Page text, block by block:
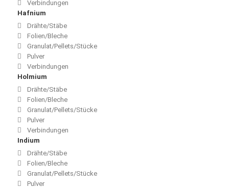
Verbindungen
Hafnium
Drähte/Stäbe
Folien/Bleche
Granulat/Pellets/Stücke
Pulver
Verbindungen
Holmium
Drähte/Stäbe
Folien/Bleche
Granulat/Pellets/Stücke
Pulver
Verbindungen
Indium
Drähte/Stäbe
Folien/Bleche
Granulat/Pellets/Stücke
Pulver